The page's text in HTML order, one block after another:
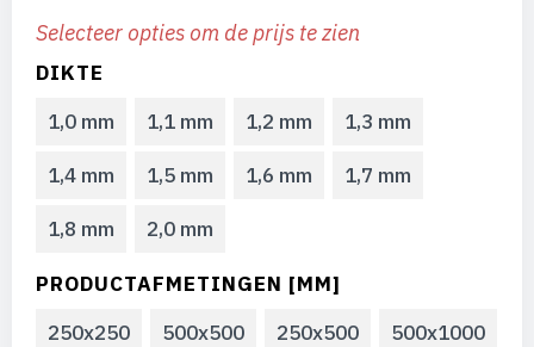
Selecteer opties om de prijs te zien
DIKTE
1,0 mm
1,1 mm 1,2 mm 1,3 mm
1,4 mm 1,5 mm 1,6 mm 1,7 mm
1,8 mm 2,0 mm
PRODUCTAFMETINGEN [MM]
250x250
500x500 250x500 500x1000